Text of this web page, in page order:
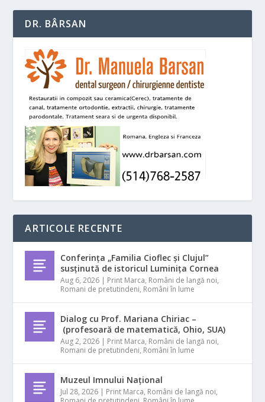
DR. BÂRSAN
ARTICOLE RECENTE
Conferința „Familia Cioflec și Clujul”
susținută de istoricul Luminița Cornea
Aug 6, 2026 | Print Marca, Români de langă noi,
Romani de pretutindeni, Români în lume
Dialog cu Prof. Mariana Chiriac –
(profesoară de matematică, Ohio, SUA)
Aug 2, 2026 | Print Marca, Români de langă noi,
Romani de pretutindeni, Români în lume
Muzeul Imnului Național
Jul 28, 2026 | Print Marca, Români de langă noi,